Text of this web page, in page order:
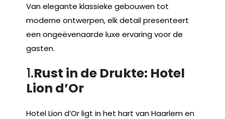
Van elegante klassieke gebouwen tot
moderne ontwerpen, elk detail presenteert
een ongeëvenaarde luxe ervaring voor de
gasten.
1.Rust in de Drukte: Hotel
Lion d’Or
Hotel Lion d’Or ligt in het hart van Haarlem en